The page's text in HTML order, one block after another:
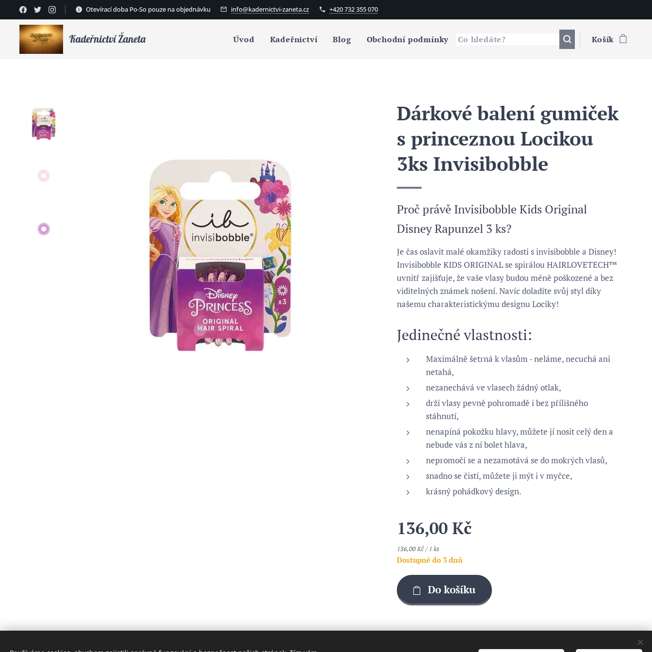
Otevírací doba Po-So pouze na objednávku info@kadernictvi-zaneta.cz +420 732 355 070
Kadeřnictví Žaneta Úvod Kadeřnictví Blog Obchodní podmínky Košík
Dárkové balení gumiček
s princeznou Locikou
3ks Invisibobble
Proč právě Invisibobble Kids Original
Disney Rapunzel 3 ks?
Je čas oslavit malé okamžiky radosti s invisibobble a Disney!
Invisibobble KIDS ORIGINAL se spirálou HAIRLOVETECH™
uvnitř zajišťuje, že vaše vlasy budou méně poškozené a bez
viditelných známek nošení. Navíc doladíte svůj styl díky
našemu charakteristickýmu designu Lociky!
Jedinečné vlastnosti:
Maximálně šetrná k vlasům - neláme, necuchá ani
netahá,
nezanechává ve vlasech žádný otlak,
drží vlasy pevně pohromadě i bez přílišného
stáhnutí,
nenapíná pokožku hlavy, můžete jí nosit celý den a
nebude vás z ní bolet hlava,
nepromočí se a nezamotává se do mokrých vlasů,
snadno se čistí, můžete ji mýt i v myčce,
krásný pohádkový design.
136,00 Kč
136,00 Kč / 1 ks
Dostupné do 3 dnů
Do košíku